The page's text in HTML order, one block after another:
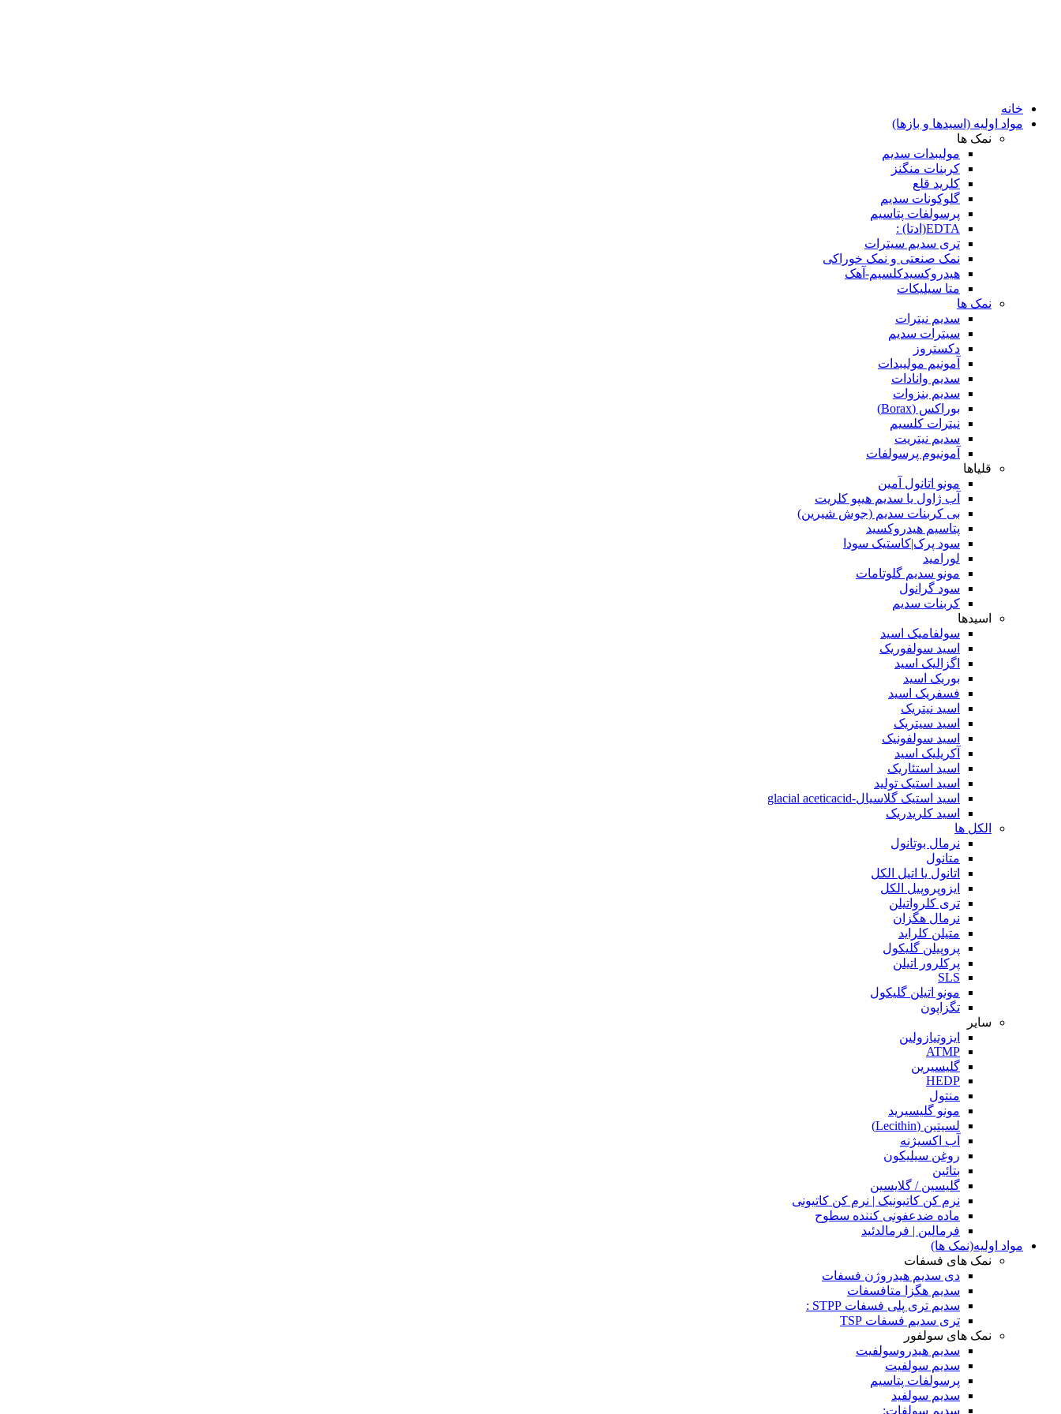
خانه
مواد اولیه (اسیدها و بازها)
نمک ها
مولیبدات سدیم
کربنات منگنز
کلرید قلع
گلوکونات سدیم
پرسولفات پتاسیم
EDTA(ادتا) :
تری سدیم سیترات
نمک صنعتی و نمک خوراکی
هیدروکسیدکلسیم-آهک
متا سیلیکات
نمک ها
سدیم نیترات
سیترات سدیم
دکستروز
آمونیم مولیبدات
سدیم وانادات
سدیم بنزوات
بوراکس (Borax)
نیترات کلسیم
سدیم نیتریت
آمونیوم پرسولفات
قلیاها
مونو اتانول آمین
آب ژاول یا سدیم هیپو کلریت
بی کربنات سدیم (جوش شیرین)
پتاسیم هیدروکسید
سود پرک|کاستیک سودا
لورامید
مونو سدیم گلوتامات
سود گرانول
کربنات سدیم
اسیدها
سولفامیک اسید
اسید سولفوریک
اگزالیک اسید
بوریک اسید
فسفریک اسید
اسید نیتریک
اسید سیتریک
اسید سولفونیک
آکریلیک اسید
اسید استئاریک
اسید استیک تولید
اسید استیک گلاسیال-glacial aceticacid
اسید کلریدریک
الکل ها
نرمال بوتانول
متانول
اتانول یا اتیل الکل
ایزوپروپیل الکل
تری کلرواتیلن
نرمال هگزان
متیلن کلراید
پروپیلن گلیکول
پرکلرور اتیلن
SLS
مونو اتیلن گلیکول
تگزاپون
سایر
ایزوتیازولین
ATMP
گلیسیرین
HEDP
منتول
مونو گلیسیرید
لسیتین (Lecithin)
آب اکسیژنه
روغن سیلیکون
بتائین
گلیسین / گلایسین
نرم کن کاتیونیک | نرم کن کاتیونی
ماده ضدعفونی کننده سطوح
فرمالین | فرمالدئید
مواد اولیه(نمک ها)
نمک های فسفات
دی سدیم هیدروژن فسفات
سدیم هگزا متافسفات
سدیم تری پلی فسفات STPP :
تری سدیم فسفات TSP
نمک های سولفور
سدیم هیدروسولفیت
سدیم سولفیت
پرسولفات پتاسیم
سدیم سولفید
سدیم سولفات: